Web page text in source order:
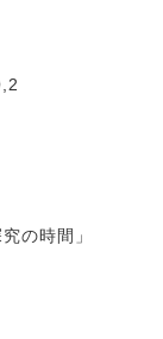
の時間」